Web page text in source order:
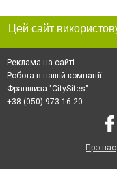
Реклама на сайті
Робота в нашій компанії
Франшиза "CitySites"
+38 (050) 973-16-20
Про нас